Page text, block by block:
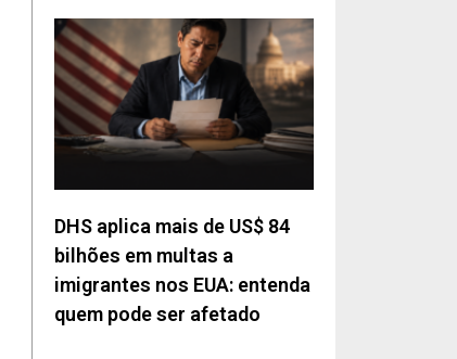
DHS aplica mais de US$ 84
bilhões em multas a
imigrantes nos EUA: entenda
quem pode ser afetado